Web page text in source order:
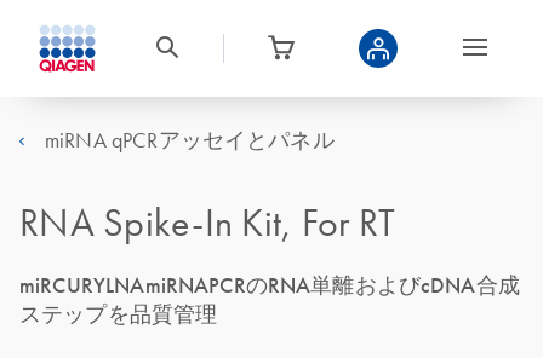
miRNA qPCRアッセイとパネル
RNA Spike-In Kit, For RT
miRCURYLNAmiRNAPCRのRNA単離およびcDNA合成
ステップを品質管理